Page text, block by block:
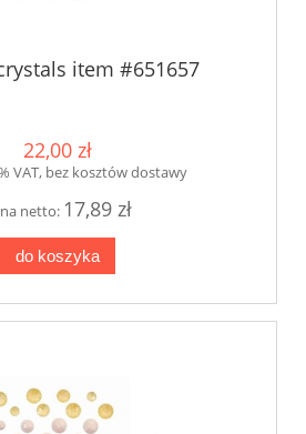
item #651657
22,00 zł
VAT, bez kosztów dostawy
netto: 17,89 zł
do koszyka